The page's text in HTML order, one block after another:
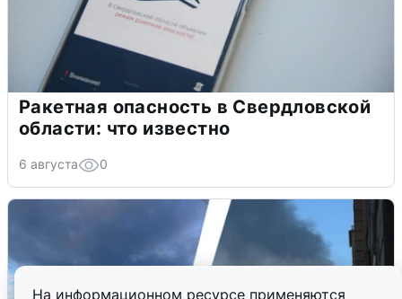
На информационном ресурсе применяются
Ракетная опасность в Свердловской
области: что известно
6 августа 0